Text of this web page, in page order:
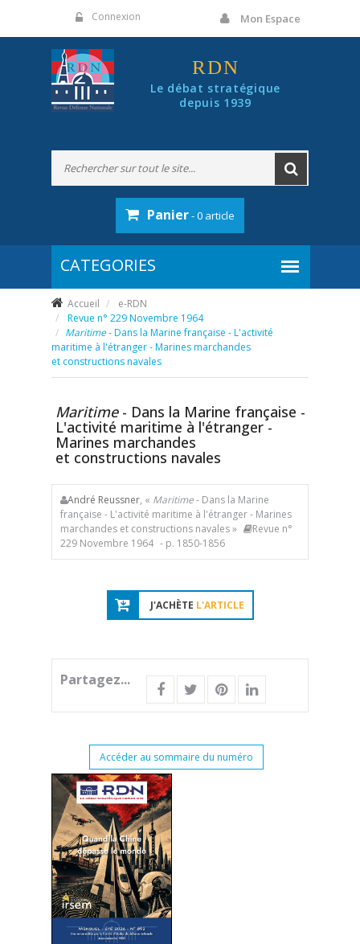
Connexion Mon Espace
RDN
Le débat stratégique
depuis 1939
Panier- 0 article
Accueil
e-RDN
Revue n° 229 Novembre 1964
Maritime- Dans la Marine française - L'activité
maritime à l'étranger - Marines marchandes
et constructions navales
Maritime - Dans la Marine française -
L'activité maritime à l'étranger -
Marines marchandes
et constructions navales
André Reussner, « Maritime- Dans la Marine
française - L'activité maritime à l'étranger - Marines
marchandes et constructions navales »
Revue n°
229 Novembre 1964 - p. 1850-1856
J'ACHÈTE L'ARTICLE
Partagez...
Accéder au sommaire du numéro